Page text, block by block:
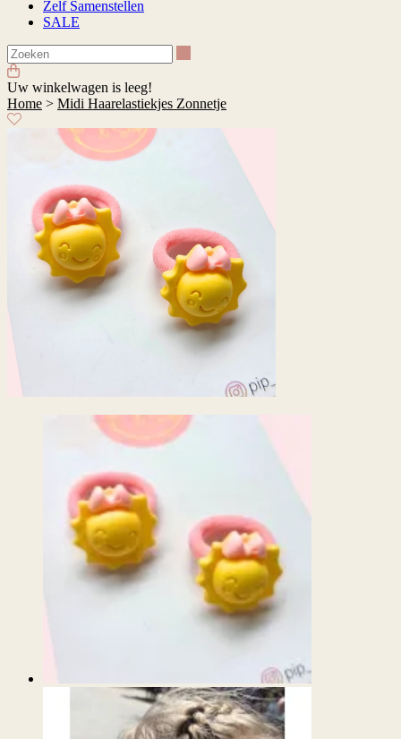
Zelf Samenstellen
SALE
Uw winkelwagen is leeg!
Home > Midi Haarelastiekjes Zonnetje